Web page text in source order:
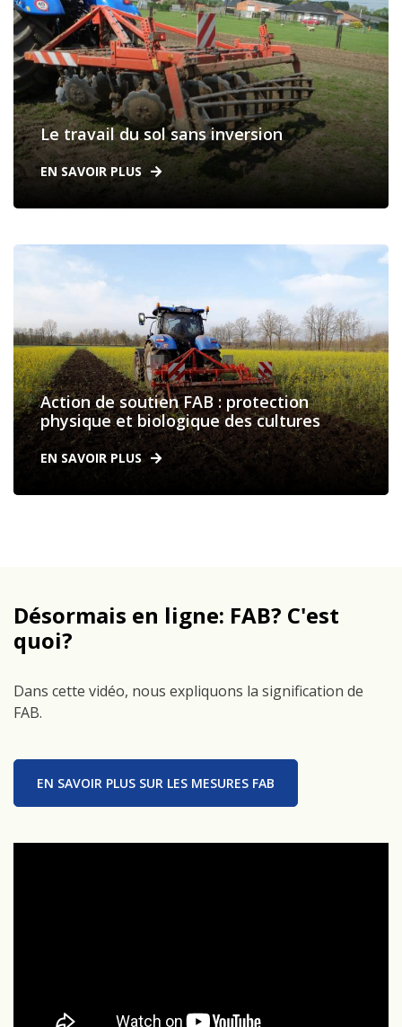
Le travail du sol sans inversion
EN SAVOIR PLUS
Action de soutien FAB : protection
physique et biologique des cultures
EN SAVOIR PLUS
Désormais en ligne: FAB? C'est
quoi?
Dans cette vidéo, nous expliquons la signification de
FAB.
EN SAVOIR PLUS SUR LES MESURES FAB